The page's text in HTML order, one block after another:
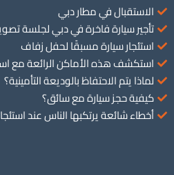
الاستقبال في مطار دبي
تأجير سيارة فاخرة في دبي لجلسة
استئجار سيارة مسبقًا لحفل زفاف
استكشف هذه الأماكن الرائعة مع
لماذا يتم الاحتفاظ بالوديعة التأمينية؟
كيفية حجز سيارة مع سائق؟
أخطاء شائعة يرتكبها الناس عند